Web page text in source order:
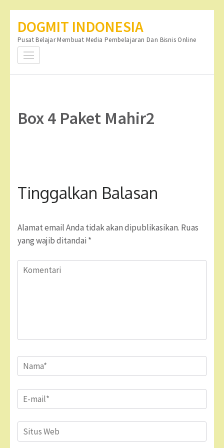
konten
(Tekan
DOGMIT INDONESIA
Pusat Belajar Membuat Media Pembelajaran Dan Bisnis Online
Box 4 Paket Mahir2
Tinggalkan Balasan
Alamat email Anda tidak akan dipublikasikan. Ruas
yang wajib ditandai *
Komentari
Name*
Email*
Situs
Web